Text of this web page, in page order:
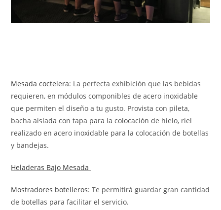
Mesada coctelera: La perfecta exhibición que las bebidas
requieren, en módulos componibles de acero inoxidable
que permiten el diseño a tu gusto. Provista con pileta,
bacha aislada con tapa para la colocación de hielo, riel
realizado en acero inoxidable para la colocación de botellas
y bandejas.
Heladeras Bajo Mesada
Mostradores botelleros: Te permitirá guardar gran cantidad
de botellas para facilitar el servicio.